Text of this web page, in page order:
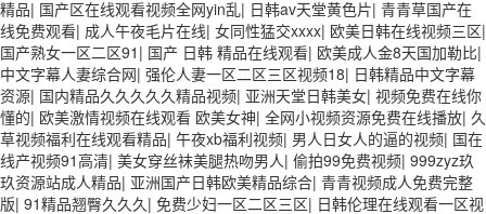
精品| 国产区在线观看视频全网yin乱| 日韩av天堂黄色片| 青青草国产在
线免费观看| 成人午夜毛片在线| 女同性猛交xxxx| 欧美日韩在线视频三区|
国产熟女一区二区91 | 国产 日韩 精品在线观看| 欧美成人金8天国加勒比|
中文字幕人妻综合网| 强伦人妻一区二区三区视频18| 日韩精品中文字幕
资源| 国内精品久久久久久精品视频| 亚洲天堂日韩美女| 视频免费在线你
懂的| 欧美激情视频在线观看 欧美女神| 全网小视频资源免费在线播放| 久
草视频福利在线观看精品| 午夜xb福利视频| 男人日女人的逼的视频| 国在
线产视频91高清| 美女穿丝袜美腿热吻男人| 偷拍99免费视频| 999zyz玖
玖资源站成人精品| 亚洲国产日韩欧美精品综合| 青青视频成人免费完整
版| 91精品翘臀久久久 | 免费少妇一区二区三区| 日韩伦理在线观看一区视